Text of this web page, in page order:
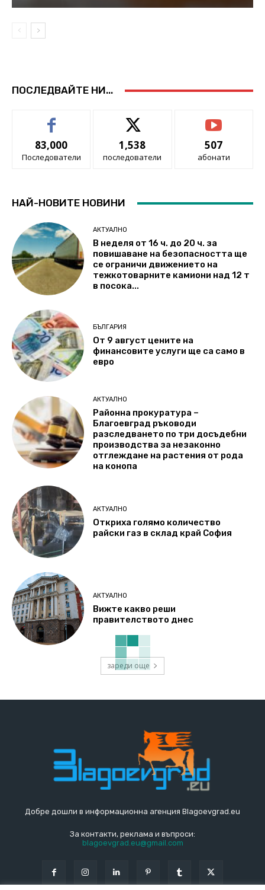
ПОСЛЕДВАЙТЕ НИ...
83,000
Последователи
1,538
последователи
507
абонати
НАЙ-НОВИТЕ НОВИНИ
АКТУАЛНО
В неделя от 16 ч. до 20 ч. за
повишаване на безопасността ще
се ограничи движението на
тежкотоварните камиони над 12 т
в посока...
БЪЛГАРИЯ
От 9 август цените на
финансовите услуги ще са само в
евро
АКТУАЛНО
Районна прокуратура –
Благоевград ръководи
разследването по три досъдебни
производства за незаконно
отглеждане на растения от рода
на конопа
АКТУАЛНО
Откриха голямо количество
райски газ в склад край София
АКТУАЛНО
Вижте какво реши
правителството днес
зареди още
Добре дошли в информационна агенция Blagoevgrad.eu
За контакти, реклама и въпроси:
blagoevgrad.eu@gmail.com